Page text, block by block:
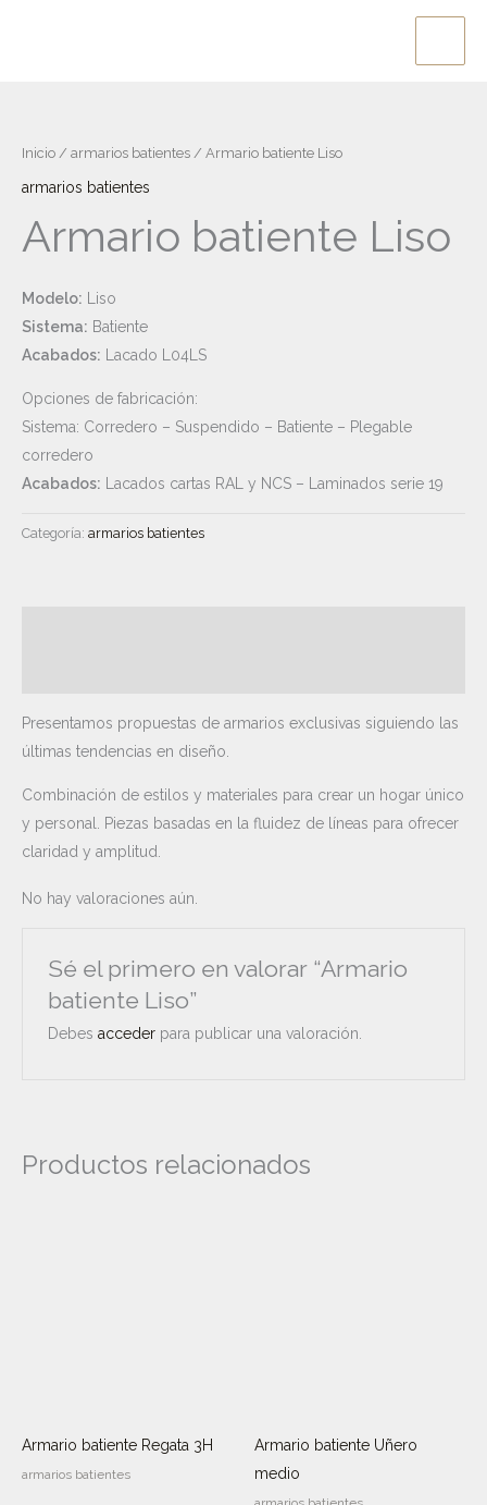
Inicio / armarios batientes / Armario batiente Liso
armarios batientes
Armario batiente Liso
Modelo: Liso
Sistema: Batiente
Acabados: Lacado L04LS
Opciones de fabricación:
Sistema: Corredero – Suspendido – Batiente – Plegable
corredero
Acabados: Lacados cartas RAL y NCS – Laminados serie 19
Categoría: armarios batientes
Presentamos propuestas de armarios exclusivas siguiendo las
últimas tendencias en diseño.
Combinación de estilos y materiales para crear un hogar único
y personal. Piezas basadas en la fluidez de líneas para ofrecer
claridad y amplitud.
No hay valoraciones aún.
Sé el primero en valorar “Armario
batiente Liso”
Debesacceder para publicar una valoración.
Productos relacionados
Armario batiente Regata 3H
armarios batientes
Armario batiente Uñero
medio